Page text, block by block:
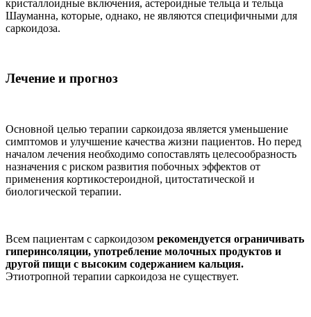
кристаллоидные включения, астероидные тельца и тельца
Шауманна, которые, однако, не являются специфичными для
саркоидоза.
Лечение и прогноз
Основной целью терапии саркоидоза является уменьшение
симптомов и улучшение качества жизни пациентов. Но перед
началом лечения необходимо сопоставлять целесообразность
назначения с риском развития побочных эффектов от
применения кортикостероидной, цитостатической и
биологической терапии.
Всем пациентам с саркоидозом рекомендуется ограничивать
гиперинсоляции, употребление молочных продуктов и
другой пищи с высоким содержанием кальция.
Этиотропной терапии саркоидоза не существует.